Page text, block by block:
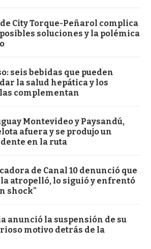
City Torque-Peñarol complica
soluciones y la polémica
seis bebidas que pueden
la salud hepática y los
complementan
Montevideo y Paysandú,
afuera y se produjo un
en la ruta
de Canal 10 denunció que
atropelló, lo siguió y enfrentó
shock"
anunció la suspensión de su
motivo detrás de la